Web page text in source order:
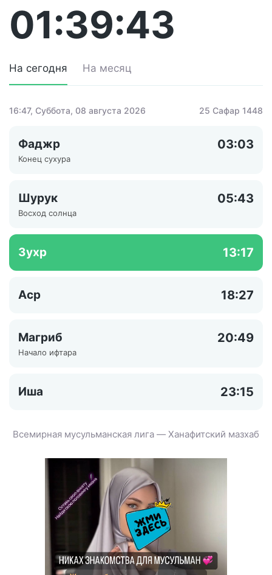
01:39:43
На сегодня На месяц
16:47, Суббота, 08 августа 2026 25 Сафар 1448
Фаджр 03:03
Конец сухура
Шурук 05:43
Восход солнца
Зухр 13:17
Аср 18:27
Магриб 20:49
Начало ифтара
Иша 23:15
Всемирная мусульманская лига — Ханафитский мазхаб